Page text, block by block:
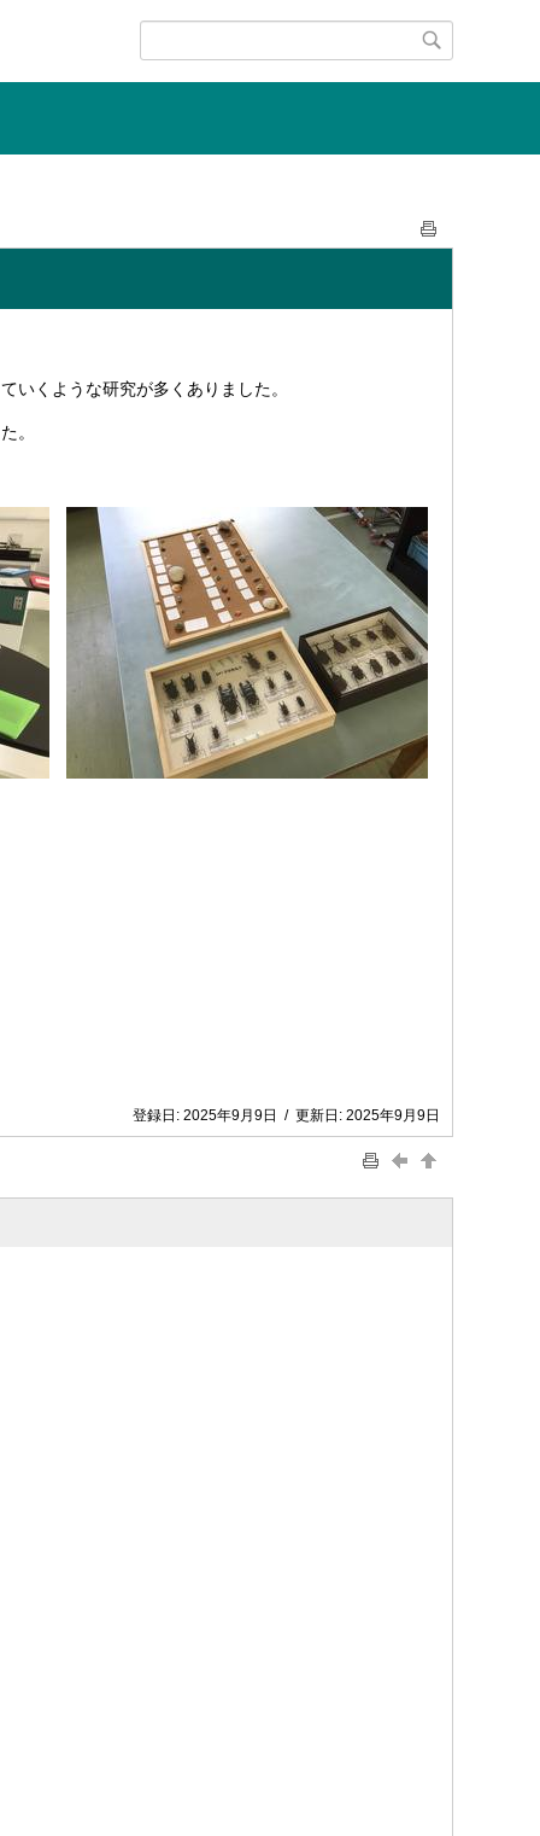
いくような研究が多くありました。
。
登録日: 2025年9月9日 / 更新日: 2025年9月9日